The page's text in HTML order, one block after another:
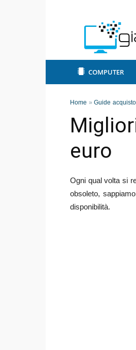
COMPUTER
Home » Guide acquisto
euro
Ogni qual volta si
obsoleto,
disponibilità.